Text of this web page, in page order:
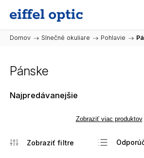
Domov / Slnečné okuliare / Pohlavie /
Pánske
Najpredávanejšie
Zobraziť viac produktov